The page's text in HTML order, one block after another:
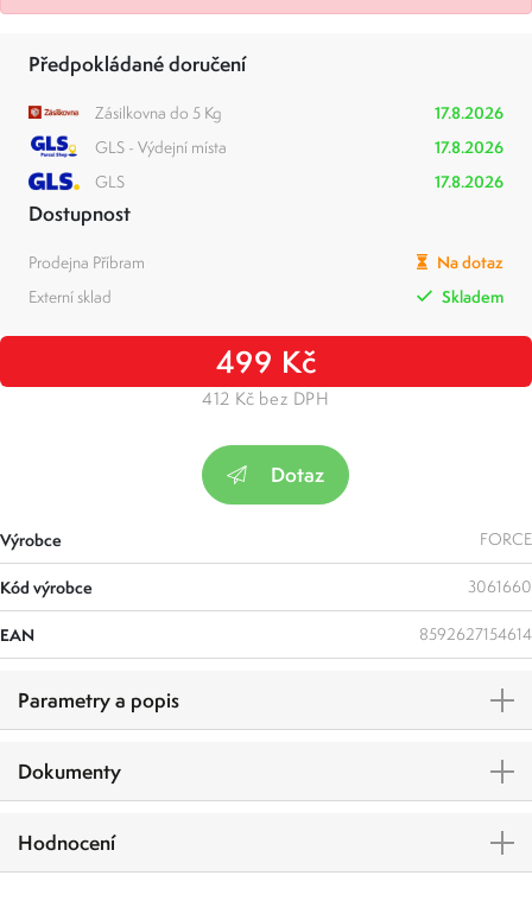
Předpokládané doručení
Zásilkovna do 5 Kg
17.8.2026
GLS - Výdejní místa
17.8.2026
GLS
17.8.2026
Dostupnost
Prodejna Příbram
Na dotaz
Externí sklad
Skladem
499 Kč
412 Kč bez DPH
Dotaz
Výrobce FORCE
Kód výrobce 3061660
EAN 8592627154614
Parametry a popis
Dokumenty
Hodnocení